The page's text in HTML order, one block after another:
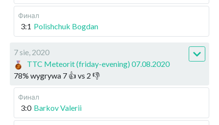
Финал
3:1 Polishchuk Bogdan
7 sie, 2020
TTC Meteorit (friday-evening) 07.08.2020
78% wygrywa 7 👍 vs 2 👎
Финал
3:0 Barkov Valerii